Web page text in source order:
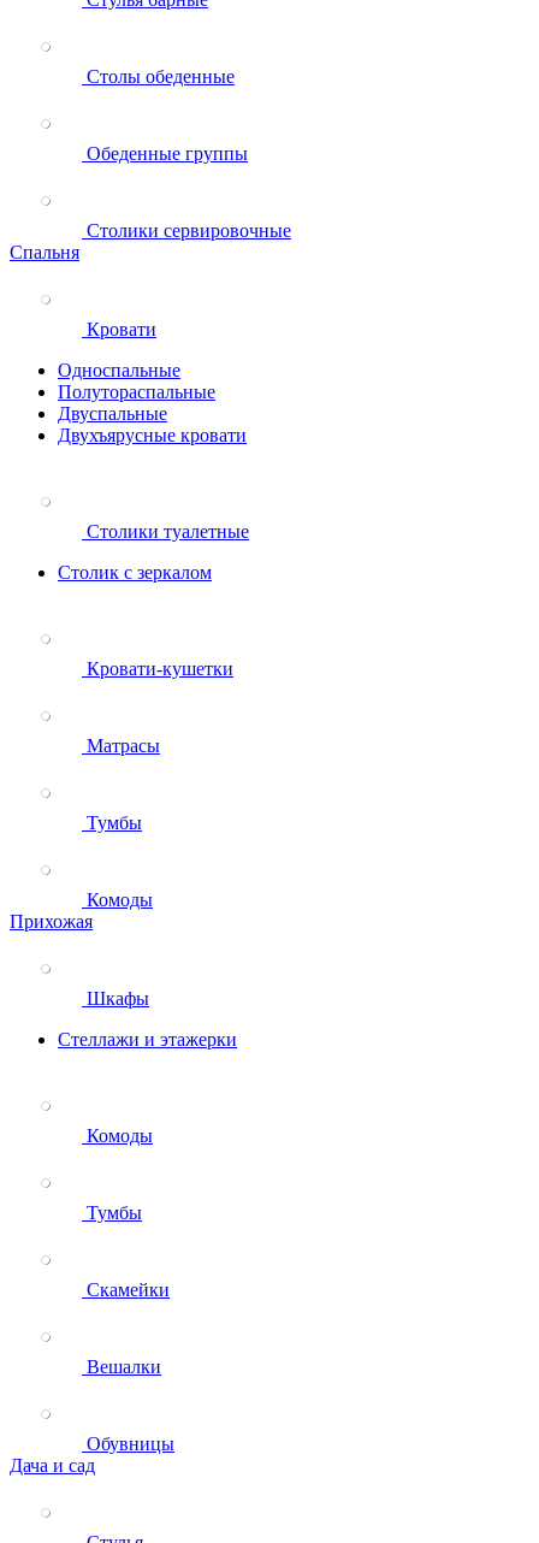
Столы обеденные
Обеденные группы
Столики сервировочные
Спальня
Кровати
Односпальные
Полутораспальные
Двуспальные
Двухъярусные кровати
Столики туалетные
Столик с зеркалом
Кровати-кушетки
Матрасы
Тумбы
Комоды
Прихожая
Шкафы
Стеллажи и этажерки
Комоды
Тумбы
Скамейки
Вешалки
Обувницы
Дача и сад